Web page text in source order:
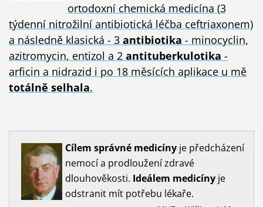
ortodoxní chemická medicína (3
týdenní nitrožilní antibiotická léčba ceftriaxonem)
a následně klasická - 3 antibiotika - minocyclin,
azitromycin, entizol a 2 antituberkulotika -
arficin a nidrazid i po 18 měsících aplikace u mě
totálně selhala.
Cílem správné medicíny je předcházení
nemocí a prodloužení zdravé
dlouhověkosti. Ideálem medicínyje
odstranit mít potřebu lékaře.